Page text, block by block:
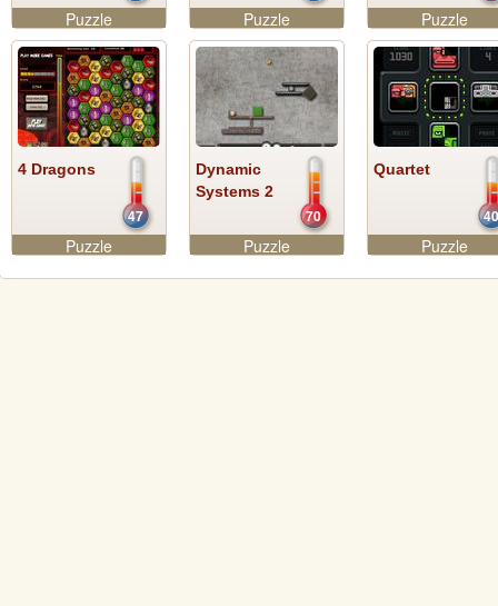
Puzzle Puzzle Puzzle
4 Dragons
47
Puzzle
Dynamic
Systems 2
70
Puzzle
Quartet
40
Puzzle